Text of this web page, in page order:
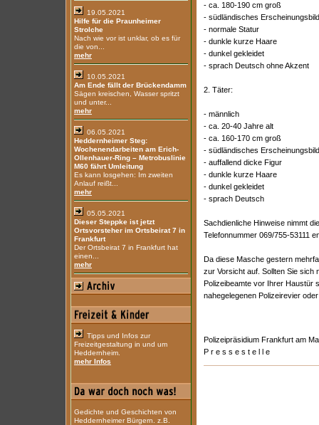
19.05.2021
Hilfe für die Praunheimer
Strolche
Nach wie vor ist unklar, ob es für
die von...
mehr
10.05.2021
Am Ende fällt der Brückendamm
Sägen kreischen, Wasser spritzt
und unter...
mehr
06.05.2021
Heddernheimer Steg:
Wochenendarbeiten am Erich-
Ollenhauer-Ring – Metrobuslinie
M60 fährt Umleitung
Es kann losgehen: Im zweiten
Anlauf reißt...
mehr
05.05.2021
Dieser Steppke ist jetzt
Ortsvorsteher im Ortsbeirat 7 in
Frankfurt
Der Ortsbeirat 7 in Frankfurt hat
einen...
mehr
Tipps und Infos zur
Freizeitgestaltung in und um
Heddernheim.
mehr Infos
Gedichte und Geschichten von
Heddernheimer Bürgern. z.B.
- ca. 180-190 cm groß
- südländisches Erscheinungsbild
- normale Statur
- dunkle kurze Haare
- dunkel gekleidet
- sprach Deutsch ohne Akzent
2. Täter:
- männlich
- ca. 20-40 Jahre alt
- ca. 160-170 cm groß
- südländisches Erscheinungsbild
- auffallend dicke Figur
- dunkle kurze Haare
- dunkel gekleidet
- sprach Deutsch
Sachdienliche Hinweise nimmt
Telefonnummer 069/755-53111
Da diese Masche gestern
zur Vorsicht auf. Sollten Sie sich
Polizeibeamte vor Ihrer Haustür
nahegelegenen Polizeirevier
Polizeipräsidium Frankfurt am
P r e s s e s t e l l e